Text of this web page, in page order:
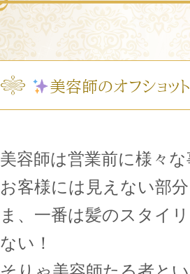
美容師のオフショット
美容師は営業前に様々
お客様には見えない部
ま、一番は髪のスタイ
ない！